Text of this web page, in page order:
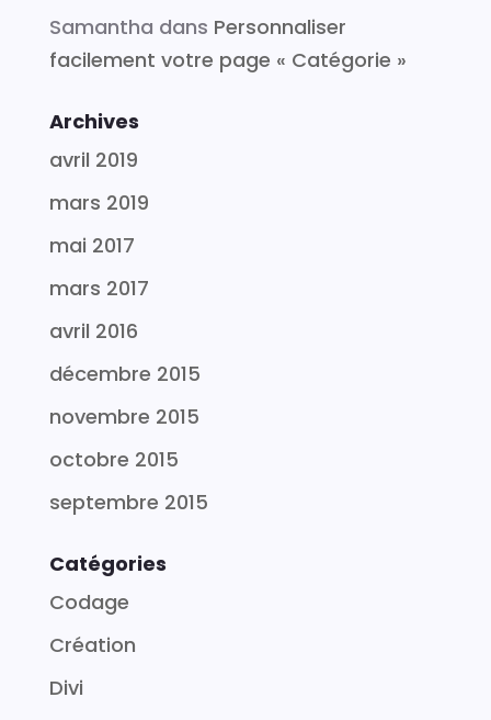
Samantha dans Personnaliser
facilement votre page « Catégorie »
Archives
avril 2019
mars 2019
mai 2017
mars 2017
avril 2016
décembre 2015
novembre 2015
octobre 2015
septembre 2015
Catégories
Codage
Création
Divi